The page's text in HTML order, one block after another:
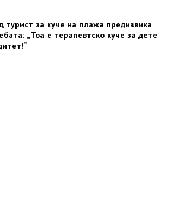
турист за куче на плажа предизвика
„Тоа е терапевтско куче за дете